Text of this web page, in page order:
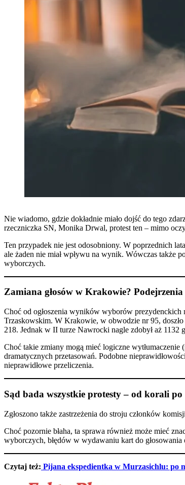
Nie wiadomo, gdzie dokładnie miało dojść do tego
rzeczniczka SN, Monika Drwal, protest ten – mimo
Ten przypadek nie jest odosobniony. W poprzednich
ale żaden nie miał wpływu na wynik. Wówczas także
wyborczych.
Zamiana głosów w Krakowie?
Choć od ogłoszenia wyników wyborów prezydenckich
Trzaskowskim. W Krakowie, w obwodzie nr 95,
218. Jednak w II turze Nawrocki nagle zdobył aż 1132
Choć takie zmiany mogą mieć logiczne
dramatycznych przetasowań. Podobne
nieprawidłowe przeliczenia.
Sąd bada wszystkie protesty – od korali po
Zgłoszono także zastrzeżenia do stroju członków
Choć pozornie błaha, ta sprawa również może mieć
wyborczych, błędów w wydawaniu kart do
Czytaj też: Pijana ekspedientka w Murzasichlu: po